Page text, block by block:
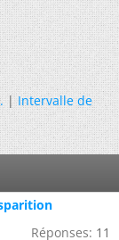
|Intervalle de
Réponses: 11